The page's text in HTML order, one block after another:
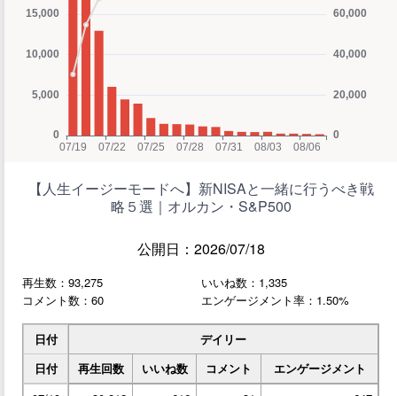
【人生イージーモードへ】新NISAと一緒に行うべき戦
略５選｜オルカン・S&P500
公開日：2026/07/18
再生数：93,275
いいね数：1,335
コメント数：60
エンゲージメント率：1.50%
日付
デイリー
日付
再生回数 いいね数 コメント
エンゲージメント